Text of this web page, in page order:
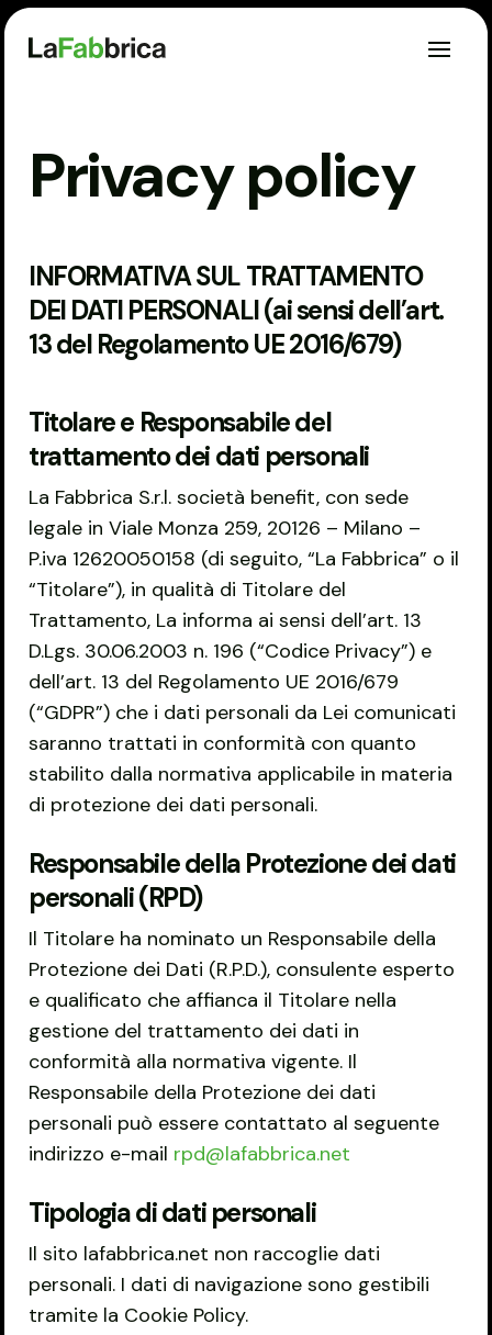
Privacy policy
INFORMATIVA SUL TRATTAMENTO
DEI DATI PERSONALI (ai sensi dell’art.
13 del Regolamento UE 2016/679)
Titolare e Responsabile del
trattamento dei dati personali
La Fabbrica S.r.l. società benefit, con sede
legale in Viale Monza 259, 20126 – Milano –
P.iva 12620050158 (di seguito, “La Fabbrica” o il
“Titolare”), in qualità di Titolare del
Trattamento, La informa ai sensi dell’art. 13
D.Lgs. 30.06.2003 n. 196 (“Codice Privacy”) e
dell’art. 13 del Regolamento UE 2016/679
(“GDPR”) che i dati personali da Lei comunicati
saranno trattati in conformità con quanto
stabilito dalla normativa applicabile in materia
di protezione dei dati personali.
Responsabile della Protezione dei dati
personali (RPD)
Il Titolare ha nominato un Responsabile della
Protezione dei Dati (R.P.D.), consulente esperto
e qualificato che affianca il Titolare nella
gestione del trattamento dei dati in
conformità alla normativa vigente. Il
Responsabile della Protezione dei dati
personali può essere contattato al seguente
indirizzo e-mail rpd@lafabbrica.net
Tipologia di dati personali
Il sito lafabbrica.net non raccoglie dati
personali. I dati di navigazione sono gestibili
tramite la Cookie Policy.